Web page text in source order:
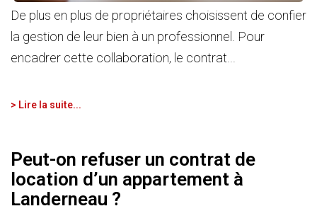
De plus en plus de propriétaires choisissent de confier
la gestion de leur bien à un professionnel. Pour
encadrer cette collaboration, le contrat...
> Lire la suite...
Peut-on refuser un contrat de
location d’un appartement à
Landerneau ?